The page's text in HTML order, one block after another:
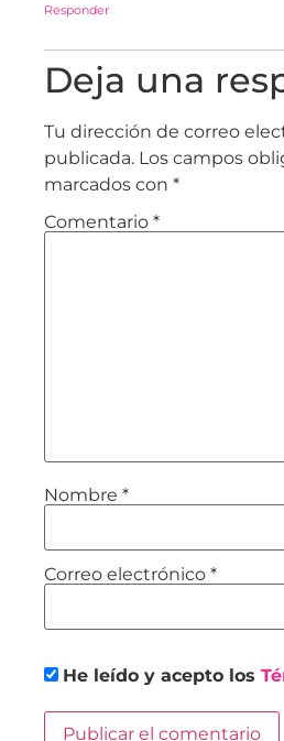
Responder
Deja una
Tu dirección de correo
publicada. Los campos
marcados con *
Comentario *
Nombre *
Correo electrónico *
He leído y acepto los